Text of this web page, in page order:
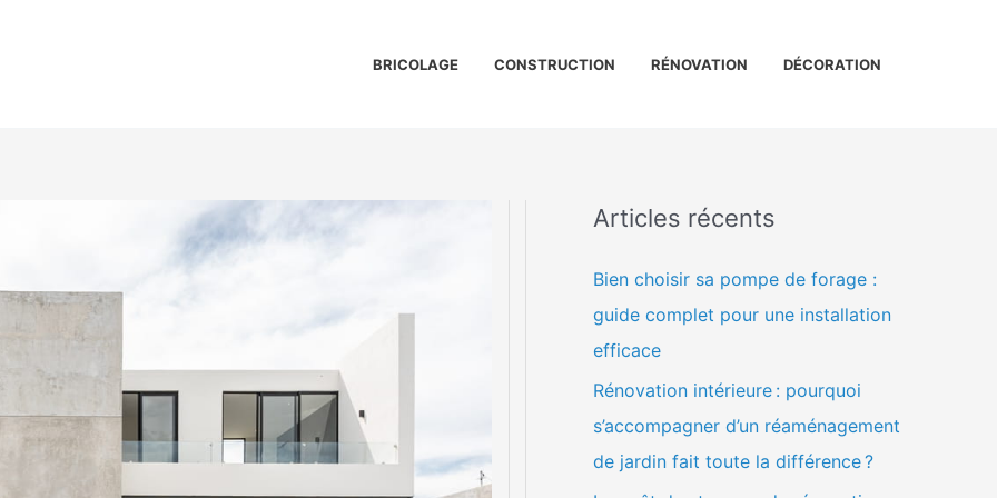
BRICOLAGE CONSTRUCTION RÉNOVATION DÉCORATION
Articles récents
Bien choisir sa pompe de forage :
guide complet pour une installation
efficace
Rénovation intérieure : pourquoi
s’accompagner d’un réaménagement
de jardin fait toute la différence ?